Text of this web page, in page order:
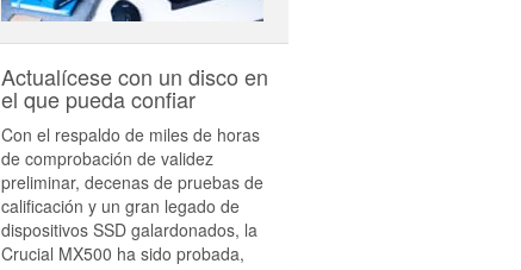
Actualícese con un disco en
el que pueda confiar
Con el respaldo de miles de horas
de comprobación de validez
preliminar, decenas de pruebas de
calificación y un gran legado de
dispositivos SSD galardonados, la
Crucial MX500 ha sido probada,